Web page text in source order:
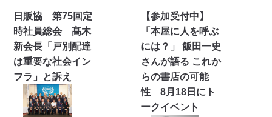
日販協 第75回定
時社員総会 髙木
新会長「戸別配達
は重要な社会イン
フラ」と訴え
【参加受付中】
「本屋に人を呼ぶ
には？」 飯田一史
さんが語る これか
らの書店の可能
性 8月18日にト
ークイベント